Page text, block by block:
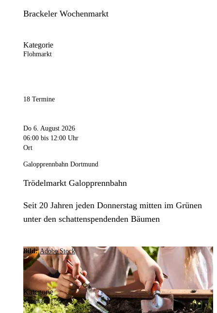
Brackeler Wochenmarkt
Kategorie
Flohmarkt
18 Termine
Do 6. August 2026
06:00 bis 12:00 Uhr
Ort
Galopprennbahn Dortmund
Trödelmarkt Galopprennbahn
Seit 20 Jahren jeden Donnerstag mitten im Grünen
unter den schattenspendenden Bäumen
Bild:Adobe Stock
Kategorie
Sonstiges